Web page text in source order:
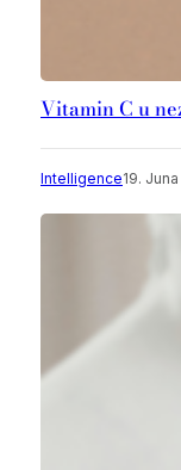
Vitamin C u
Intelligence19.